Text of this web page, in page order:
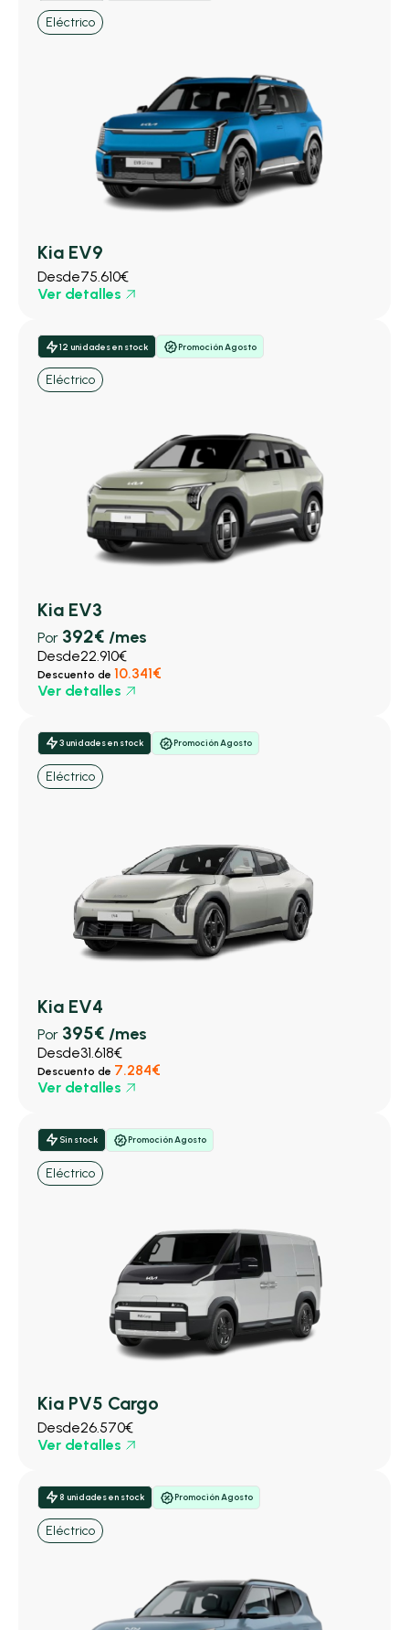
Eléctrico
Kia EV9
Desde75.610€
Ver detalles
12 unidades en stock Promoción Agosto
Eléctrico
Kia EV3
Por 392€ /mes
Desde22.910€
Descuento de 10.341€
Ver detalles
3 unidades en stock Promoción Agosto
Eléctrico
Kia EV4
Por 395€ /mes
Desde31.618€
Descuento de 7.284€
Ver detalles
Sin stock Promoción Agosto
Eléctrico
Kia PV5 Cargo
Desde26.570€
Ver detalles
8 unidades en stock Promoción Agosto
Eléctrico